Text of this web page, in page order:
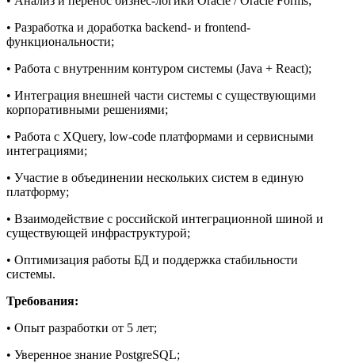
• Разработка и доработка backend- и frontend-
функциональности;
• Работа с внутренним контуром системы (Java + React);
• Интеграция внешней части системы с существующими
корпоративными решениями;
• Работа с XQuery, low-code платформами и сервисными
интеграциями;
• Участие в объединении нескольких систем в единую
платформу;
• Взаимодействие с российской интеграционной шиной и
существующей инфраструктурой;
• Оптимизация работы БД и поддержка стабильности
системы.
Требования:
• Опыт разработки от 5 лет;
• Уверенное знание PostgreSQL;